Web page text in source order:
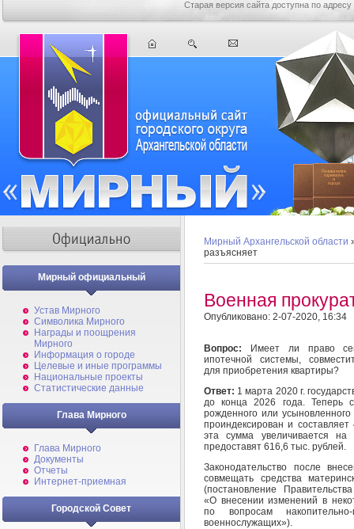
Старая версия сайта доступна по адресу
Мирный официальный
Устав Мирного
Символика Мирного
Награды и поощрения
Мирного
Информация о городе
Целевые и иные программы
Национальные проекты
Статистические данные
Глава Мирного
Глава Мирного
Документы
Отчеты
Интернет-приемная
Городской Совет
Мирный Архангельской области
разъясняет
Военная
Опубликовано: 2-07-2020, 16:34
Вопрос: Имеет ли право
ипотечной системы,
для приобретения квартиры?
Ответ: 1 марта 2020 г.
до конца 2026 года. Теперь
рожденного или
проиндексирован и
эта сумма увеличивается
предоставят 616,6 тыс. рублей.
Законодательство после
совмещать средства
(постановление
«О внесении изменений в
по вопросам
военнослужащих»).